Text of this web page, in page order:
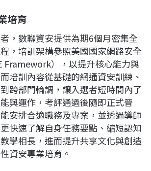
培育
，數聯資安提供為期6個月密集全
，培訓架構參照美國國家網路安全
Framework），以提升核心能力與
培訓內容從基礎的網通資安訓練、
跨部門輪調，讓入選者短時間內了
與運作，考評通過後隨即正式晉
安排合適職務及專案，並透過導師
快速了解自身任務要點、縮短認知
學相長，進而提升共享文化與創造
資安專業培育。